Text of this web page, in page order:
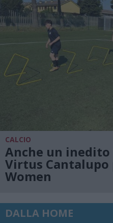
CALCIO
Anche un inedito
Virtus Cantalupo
Women
DALLA HOME